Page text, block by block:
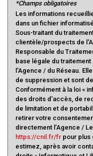
*Champs obligatoires
Les informations
dans un fichier
Sous-traitant du
clientèle/prospects de
Responsable du
base légale du
l'Agence / du Réseau.
de suppression et sont
Conformément à la loi «
des droits d’accès, de
de limitation et de
retirer votre
directement l’Agence /
https://cnil.fr/fr pour plus
estimez, après avoir